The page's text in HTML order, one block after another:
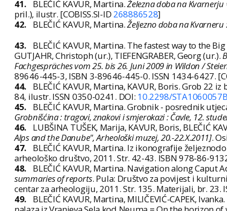
41. BLEČIĆ KAVUR, Martina.Železna doba na
pril.), ilustr. [COBISS.SI-ID 268886528]
42.
BLEČIĆ KAVUR, Martina.Željezno doba na
43.
BLEČIĆ KAVUR, Martina. The fastest way to the
GUTJAHR, Christoph (ur.), TIEFENGRABER, Georg (ur.).
Fachgespräches vom 25. bis 26. Juni 2009 in Wildon /
89646-445-3, ISBN 3-89646-445-0. ISSN 1434-6427.
44.
BLEČIĆ KAVUR, Martina, KAVUR, Boris. Grob
84, ilustr. ISSN 0350-0241. DOI: 10.2298/STA1060057B
45.
BLEČIĆ KAVUR, Martina. Grobnik - posrednik
Grobnišćina : tragovi, znakovi i smjerokazi : Čavle, 12.
46.
LUBŠINA TUŠEK, Marija, KAVUR, Boris, BLEČIĆ
Alps and the Danube", Arheološki muzej, 20.-22.X.2011].
47.
BLEČIĆ KAVUR, Martina. Iz ikonografije
arheološko društvo, 2011. Str. 42-43. ISBN 978-86-
48.
BLEČIĆ KAVUR, Martina. Navigation along Caput
summaries of reports. Pula: Društvo za povijest i
centar za arheologiju, 2011. Str. 135. Materijali, br. 23.
49.
BLEČIĆ KAVUR, Martina, MILIČEVIĆ-CAPEK,